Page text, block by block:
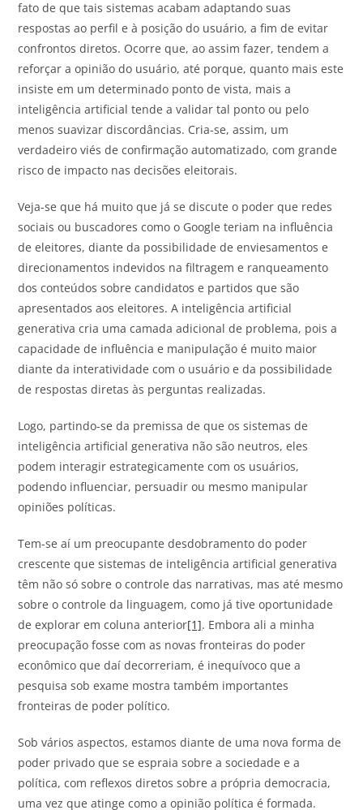
fato de que tais sistemas acabam adaptando suas
respostas ao perfil e à posição do usuário, a fim de evitar
confrontos diretos. Ocorre que, ao assim fazer, tendem a
reforçar a opinião do usuário, até porque, quanto mais este
insiste em um determinado ponto de vista, mais a
inteligência artificial tende a validar tal ponto ou pelo
menos suavizar discordâncias. Cria-se, assim, um
verdadeiro viés de confirmação automatizado, com grande
risco de impacto nas decisões eleitorais.
Veja-se que há muito que já se discute o poder que redes
sociais ou buscadores como o Google teriam na influência
de eleitores, diante da possibilidade de enviesamentos e
direcionamentos indevidos na filtragem e ranqueamento
dos conteúdos sobre candidatos e partidos que são
apresentados aos eleitores. A inteligência artificial
generativa cria uma camada adicional de problema, pois a
capacidade de influência e manipulação é muito maior
diante da interatividade com o usuário e da possibilidade
de respostas diretas às perguntas realizadas.
Logo, partindo-se da premissa de que os sistemas de
inteligência artificial generativa não são neutros, eles
podem interagir estrategicamente com os usuários,
podendo influenciar, persuadir ou mesmo manipular
opiniões políticas.
Tem-se aí um preocupante desdobramento do poder
crescente que sistemas de inteligência artificial generativa
têm não só sobre o controle das narrativas, mas até mesmo
sobre o controle da linguagem, como já tive oportunidade
de explorar em coluna anterior[1]. Embora ali a minha
preocupação fosse com as novas fronteiras do poder
econômico que daí decorreriam, é inequívoco que a
pesquisa sob exame mostra também importantes
fronteiras de poder político.
Sob vários aspectos, estamos diante de uma nova forma de
poder privado que se espraia sobre a sociedade e a
política, com reflexos diretos sobre a própria democracia,
uma vez que atinge como a opinião política é formada.